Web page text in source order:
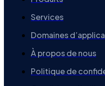
Services
Domaines
À propos de nous
Politique de